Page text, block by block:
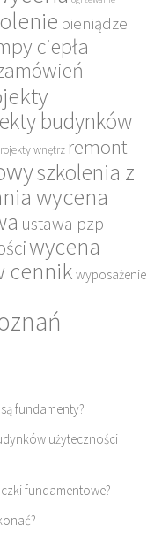
pieniądze
ciepła
budynków
wnętrz remont
szkolenia z
wycena
ustawa pzp
wycena
cennik wyposażenie
fundamenty?
użyteczności
fundamentowe?